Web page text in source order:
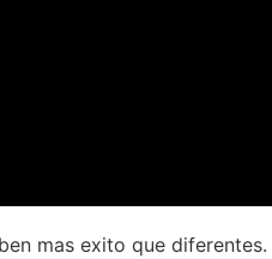
mas exito que